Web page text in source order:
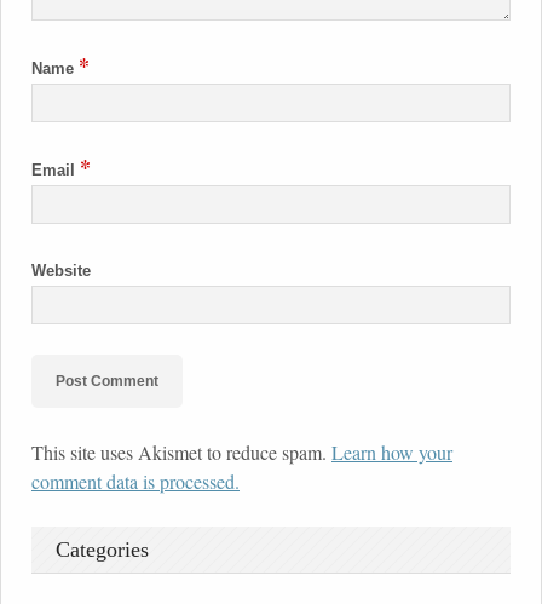
Name *
Email *
Website
This site uses Akismet to reduce spam. Learn how your
comment data is processed.
Categories